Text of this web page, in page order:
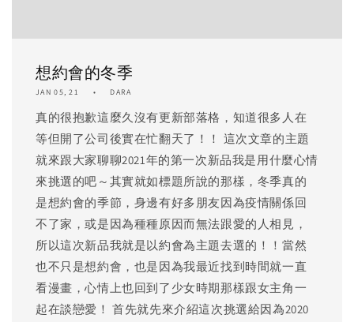
想約會的冬季
JAN 05, 21 DARA
真的很抱歉這麼久沒有更新部落格，知道很多人在
等但開了公司後實在忙翻天了！！ 這次文章的主題
就來跟大家聊聊2021年的第一次新品我是用什麼心情
來挑選的吧～其實就如標題所說的那樣，冬季真的
是想約會的季節，身邊有好多朋友因為疫情關係回
不了家，或是因為種種原因而無法跟愛的人相見，
所以這次新品我就是以約會為主題去選的！！當然
也不只是想約會，也是因為我最近找到時間就一直
看漫畫，心情上也回到了少女時期那樣跟女主角一
起在談戀愛！ 首先就先來介紹這次挑選給因為2020